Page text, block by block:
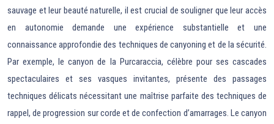
sauvage et leur beauté naturelle, il est crucial de souligner que leur accès
en autonomie demande une expérience substantielle et une
connaissance approfondie des techniques de canyoning et de la sécurité.
Par exemple, le canyon de la Purcaraccia, célèbre pour ses cascades
spectaculaires et ses vasques invitantes, présente des passages
techniques délicats nécessitant une maîtrise parfaite des techniques de
rappel, de progression sur corde et de confection d’amarrages. Le canyon